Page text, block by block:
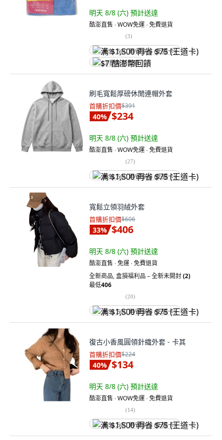
明天 8/8 (六) 預計送達
酷澎直售 ∙ WOW免運 ∙ 免費退貨
(3)
满 $1,500 再省 $75 (王道卡)
$7 酷澎幣回饋
刷毛寬鬆厚磅休閒連帽外套
首購折扣價$391
40% $234
明天 8/8 (六) 預計送達
酷澎直售 ∙ WOW免運 ∙ 免費退貨
(27)
满 $1,500 再省 $75 (王道卡)
寬鬆立領羽絨外套
首購折扣價$606
33% $406
明天 8/8 (六) 預計送達
酷澎直售 ∙ 免運 ∙ 免費退貨
全新商品,盒損福利品 – 全新未開封(2)
最低406
(20)
满 $1,500 再省 $75 (王道卡)
復古小香風圓領針織外套 - 卡其
首購折扣價$224
40% $134
明天 8/8 (六) 預計送達
酷澎直售 ∙ WOW免運 ∙ 免費退貨
(14)
满 $1,500 再省 $75 (王道卡)